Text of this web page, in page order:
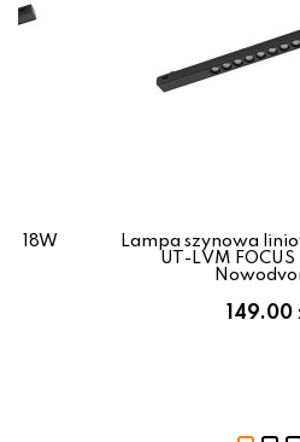
18W
Lampa szynowa
UT-LVM FOCUS
149.00